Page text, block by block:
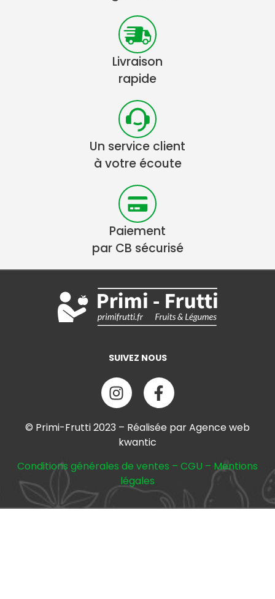
Livraison
rapide
Un service client
à votre écoute
Paiement
par CB sécurisé
SUIVEZ NOUS
© Primi-Frutti 2023 – Réalisée par Agence web
kwantic
Conditions générales de ventes – CGU – Mentions
légales